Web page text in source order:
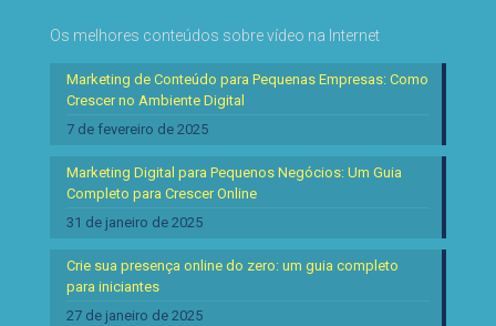
Os melhores conteúdos sobre vídeo na Internet
Marketing de Conteúdo para Pequenas Empresas: Como
Crescer no Ambiente Digital
7 de fevereiro de 2025
Marketing Digital para Pequenos Negócios: Um Guia
Completo para Crescer Online
31 de janeiro de 2025
Crie sua presença online do zero: um guia completo
para iniciantes
27 de janeiro de 2025